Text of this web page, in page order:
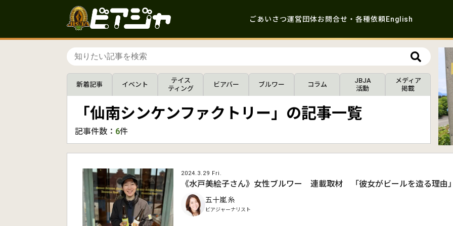
ごあいさつ運営団体お問合せ・各種依頼English
新着記事 イベント
テイス
ティング
ビアバー ブルワー コラム
JBJA
活動
メディア
掲載
「仙南シンケンファクトリー」の記事一覧
記事件数： 6件
2024.3.29 Fri.
《水戸美絵子さん》女性ブルワー 連載取材 「彼女がビールを造る理由
五十嵐 糸
ビアジャーナリスト